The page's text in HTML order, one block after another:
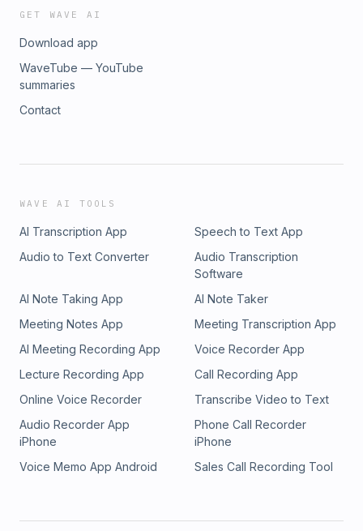
GET WAVE AI
Download app
WaveTube — YouTube
summaries
Contact
WAVE AI TOOLS
AI Transcription App
Speech to Text App
Audio to Text Converter
Audio Transcription
Software
AI Note Taking App
AI Note Taker
Meeting Notes App
Meeting Transcription App
AI Meeting Recording App
Voice Recorder App
Lecture Recording App
Call Recording App
Online Voice Recorder
Transcribe Video to Text
Audio Recorder App
iPhone
Phone Call Recorder
iPhone
Voice Memo App Android
Sales Call Recording Tool